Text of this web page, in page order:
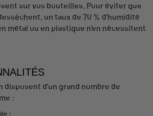
sur vos bouteilles. Pour éviter que
un taux de 70 % d’humidité
métal ou en plastique n’en nécessitent
disposent d’un grand nombre de
:
;